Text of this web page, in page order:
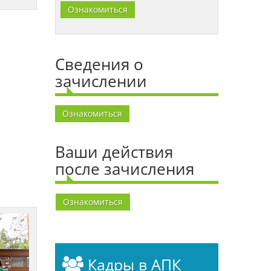
Ознакомиться
Сведения о
зачислении
Ознакомиться
Ваши действия
после зачисления
Ознакомиться
Кадры в АПК